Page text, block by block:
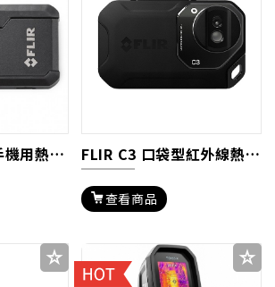
FLIR ONE Pro 手機用熱影像鏡頭 FLIR C3 口袋型紅外線熱影像儀
查看商品